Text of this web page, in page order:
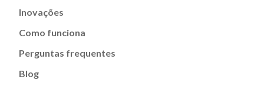
Inovações
Como funciona
Perguntas frequentes
Blog